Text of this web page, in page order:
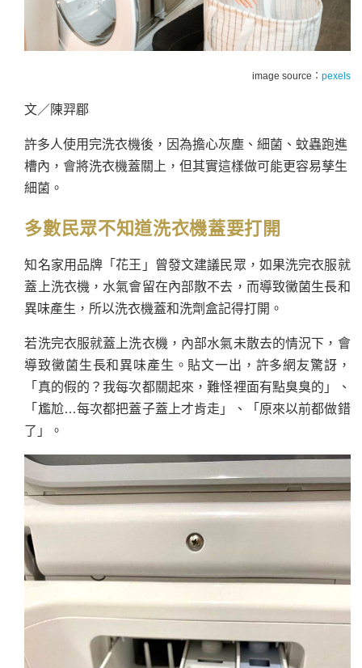
image source： pexels
文／陳羿郿
許多人使用完洗衣機後，因為擔心灰塵、細菌、蚊蟲跑進
槽內，會將洗衣機蓋關上，但其實這樣做可能更容易孳生
細菌。
多數民眾不知道洗衣機蓋要打開
知名家用品牌「花王」曾發文建議民眾，如果洗完衣服就
蓋上洗衣機，水氣會留在內部散不去，而導致黴菌生長和
異味產生，所以洗衣機蓋和洗劑盒記得打開。
若洗完衣服就蓋上洗衣機，內部水氣未散去的情況下，會
導致黴菌生長和異味產生。貼文一出，許多網友驚訝，
「真的假的？我每次都關起來，難怪裡面有點臭臭的」、
「尷尬…每次都把蓋子蓋上才肯走」、「原來以前都做錯
了」。